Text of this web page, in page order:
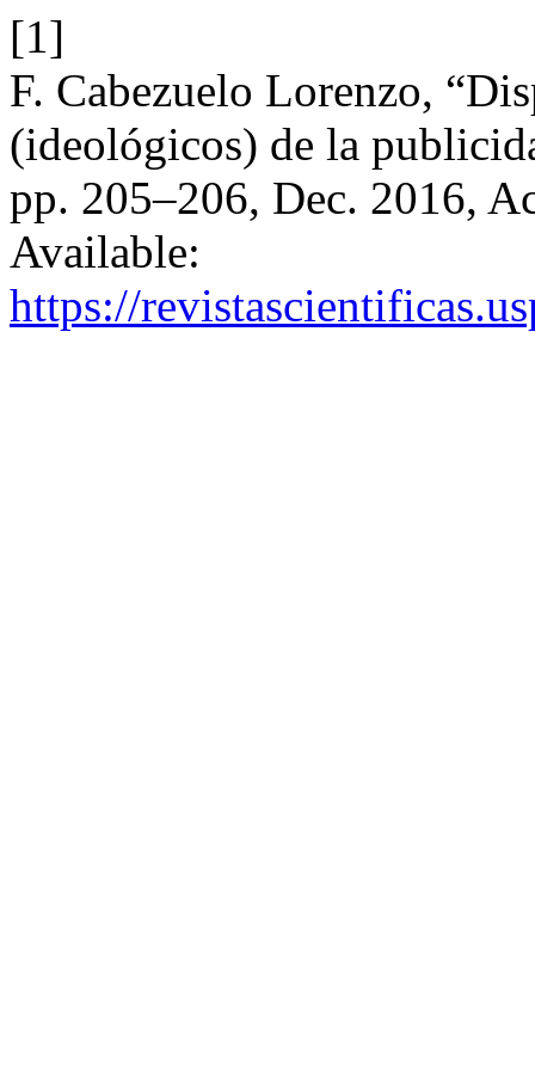
[1]
F. Cabezuelo Lorenzo,
(ideológicos) de la
pp. 205–206, Dec. 2016,
Available:
https://